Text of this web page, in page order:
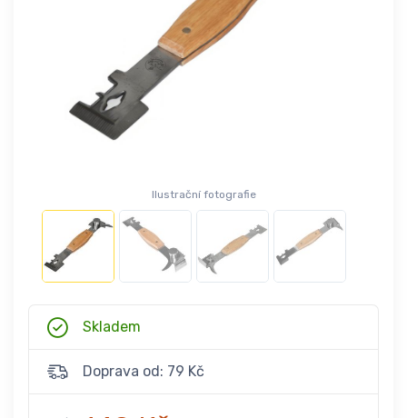
Ilustrační fotografie
Skladem
Doprava od: 79 Kč